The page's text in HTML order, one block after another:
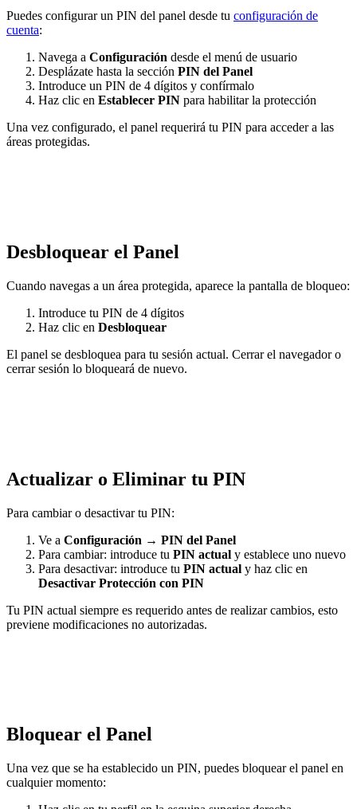
Puedes configurar un PIN del panel desde tu configuración de
cuenta:
Navega a Configuración desde el menú de usuario
Desplázate hasta la sección PIN del Panel
Introduce un PIN de 4 dígitos y confírmalo
Haz clic en Establecer PIN para habilitar la protección
Una vez configurado, el panel requerirá tu PIN para acceder a las
áreas protegidas.
Desbloquear el Panel
Cuando navegas a un área protegida, aparece la pantalla de bloqueo:
Introduce tu PIN de 4 dígitos
Haz clic en Desbloquear
El panel se desbloquea para tu sesión actual. Cerrar el navegador o
cerrar sesión lo bloqueará de nuevo.
Actualizar o Eliminar tu PIN
Para cambiar o desactivar tu PIN:
Ve a Configuración → PIN del Panel
Para cambiar: introduce tu PIN actual y establece uno nuevo
Para desactivar: introduce tu PIN actual y haz clic en
Desactivar Protección con PIN
Tu PIN actual siempre es requerido antes de realizar cambios, esto
previene modificaciones no autorizadas.
Bloquear el Panel
Una vez que se ha establecido un PIN, puedes bloquear el panel en
cualquier momento: